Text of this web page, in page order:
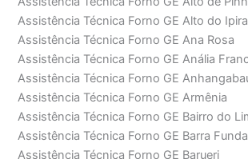
Assistência Técnica Forno GE Alto do
Assistência Técnica Forno GE Ana Rosa
Assistência Técnica Forno GE Anália
Assistência Técnica Forno GE
Assistência Técnica Forno GE Armênia
Assistência Técnica Forno GE Bairro do
Assistência Técnica Forno GE Barra Funda
Assistência Técnica Forno GE Barueri